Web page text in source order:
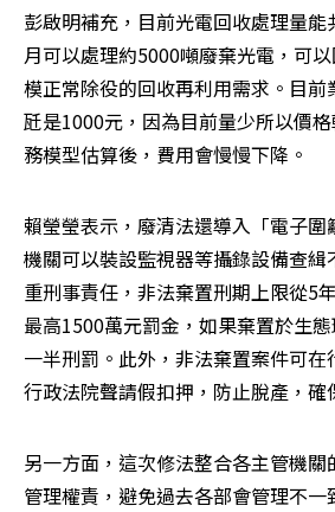
彭啟明補充，目前光電回收處理量
月可以處理約5000噸廢棄光電，可
模正常除役的回收再利用需求。目
瓩是1000元，因為目前量少所以價
務模型估算後，費用會慢慢下降。
賴瑩瑩表示，廢清法還導入「電子
機關可以裝設監視器等攝錄設備查緝
重刑事責任，非法棄置刑期上限從5
最高1500萬元罰金，如果棄置於生
一半刑罰。此外，非法棄置案件可
行政法院聲請假扣押，防止脫產，確
另一方面，這次修法整合各主管機
管理權責，避免過去各部會管理不